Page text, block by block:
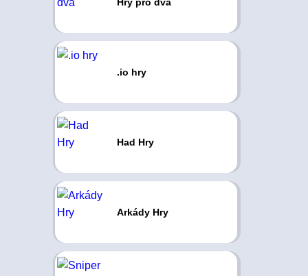
.io hry
Had Hry
Arkády Hry